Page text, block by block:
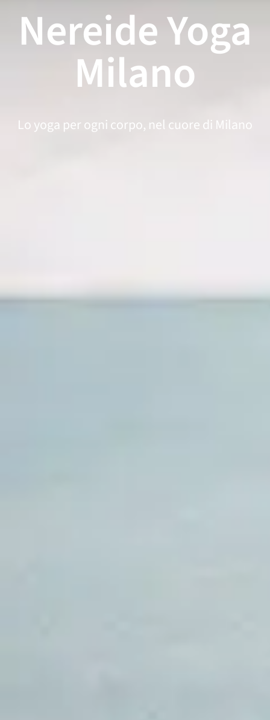
Nereide Yoga
Milano
Lo yoga per ogni corpo, nel cuore di Milano